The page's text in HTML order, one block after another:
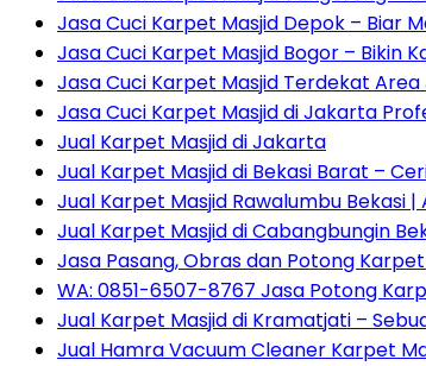
Jasa Cuci Karpet Masjid Depok – Biar
Jasa Cuci Karpet Masjid Bogor – Bikin
Jasa Cuci Karpet Masjid Terdekat
Jasa Cuci Karpet Masjid di Jakarta
Jual Karpet Masjid di Jakarta
Jual Karpet Masjid di Bekasi Barat –
Jual Karpet Masjid Rawalumbu Bekasi
Jual Karpet Masjid di Cabangbungin
Jasa Pasang, Obras dan Potong
WA: 0851-6507-8767 Jasa Potong
Jual Karpet Masjid di Kramatjati –
Jual Hamra Vacuum Cleaner Karpet